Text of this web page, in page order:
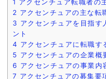
1 アクセンチュア転職者の
2 アクセンチュアの主な転
3 アクセンチュアを目指す
ント
4 アクセンチュアに転職す
5 アクセンチュアの企業概
6 アクセンチュアの事業内
7 アクセンチュアの募集要